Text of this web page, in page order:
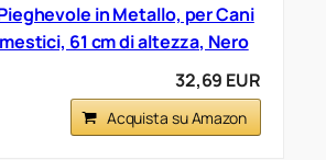
in Metallo, per Cani
61 cm di altezza, Nero
32,69 EUR
Acquista su Amazon